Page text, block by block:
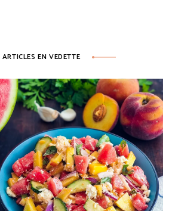
ARTICLES EN VEDETTE